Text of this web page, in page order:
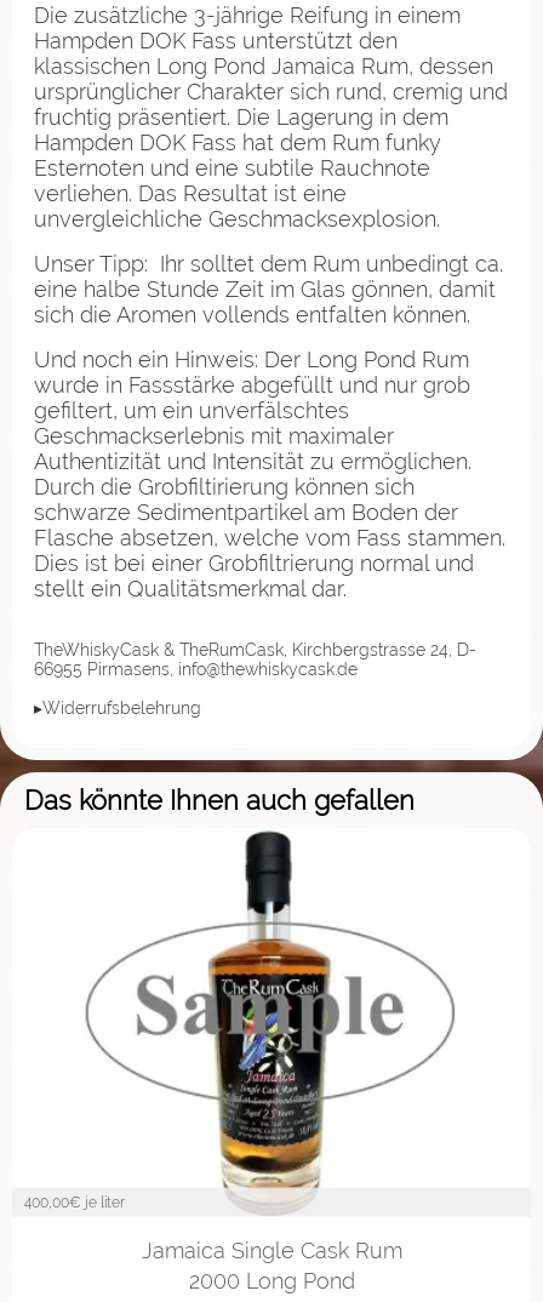
Die zusätzliche 3-jährige Reifung in einem
Hampden DOK Fass unterstützt den
klassischen Long Pond Jamaica Rum, dessen
ursprünglicher Charakter sich rund, cremig und
fruchtig präsentiert. Die Lagerung in dem
Hampden DOK Fass hat dem Rum funky
Esternoten und eine subtile Rauchnote
verliehen. Das Resultat ist eine
unvergleichliche Geschmacksexplosion.
Unser Tipp: Ihr solltet dem Rum unbedingt ca.
eine halbe Stunde Zeit im Glas gönnen, damit
sich die Aromen vollends entfalten können.
Und noch ein Hinweis: Der Long Pond Rum
wurde in Fassstärke abgefüllt und nur grob
gefiltert, um ein unverfälschtes
Geschmackserlebnis mit maximaler
Authentizität und Intensität zu ermöglichen.
Durch die Grobfiltirierung können sich
schwarze Sedimentpartikel am Boden der
Flasche absetzen, welche vom Fass stammen.
Dies ist bei einer Grobfiltrierung normal und
stellt ein Qualitätsmerkmal dar.
TheWhiskyCask & TheRumCask, Kirchbergstrasse 24, D-
66955 Pirmasens, info@thewhiskycask.de
▸Widerrufsbelehrung
Das könnte Ihnen auch gefallen
400,00€ je liter
Jamaica Single Cask Rum
2000 Long Pond